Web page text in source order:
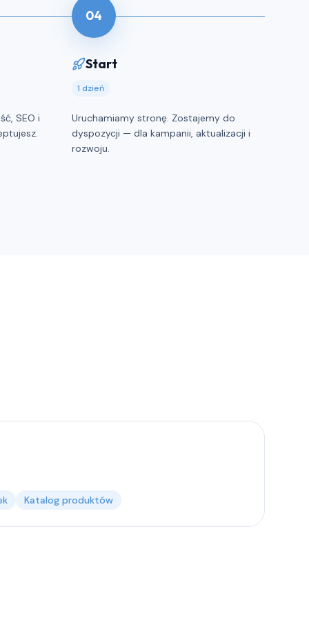
SEO i
04
Start
1 dzień
Uruchamiamy stronę. Zostajemy do
dyspozycji — dla kampanii, aktualizacji i
rozwoju.
Katalog produktów